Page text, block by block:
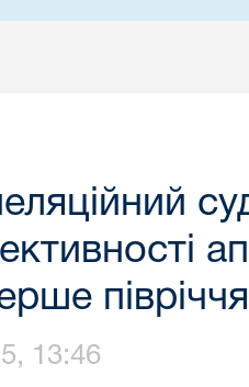
13:46